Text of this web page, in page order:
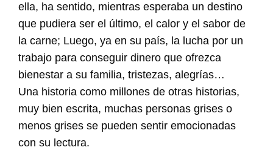
ella, ha sentido, mientras esperaba un destino
que pudiera ser el último, el calor y el sabor de
la carne; Luego, ya en su país, la lucha por un
trabajo para conseguir dinero que ofrezca
bienestar a su familia, tristezas, alegrías…
Una historia como millones de otras historias,
muy bien escrita, muchas personas grises o
menos grises se pueden sentir emocionadas
con su lectura.